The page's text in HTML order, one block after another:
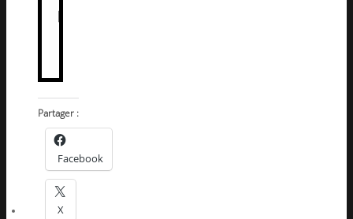
Partager :
Facebook
X